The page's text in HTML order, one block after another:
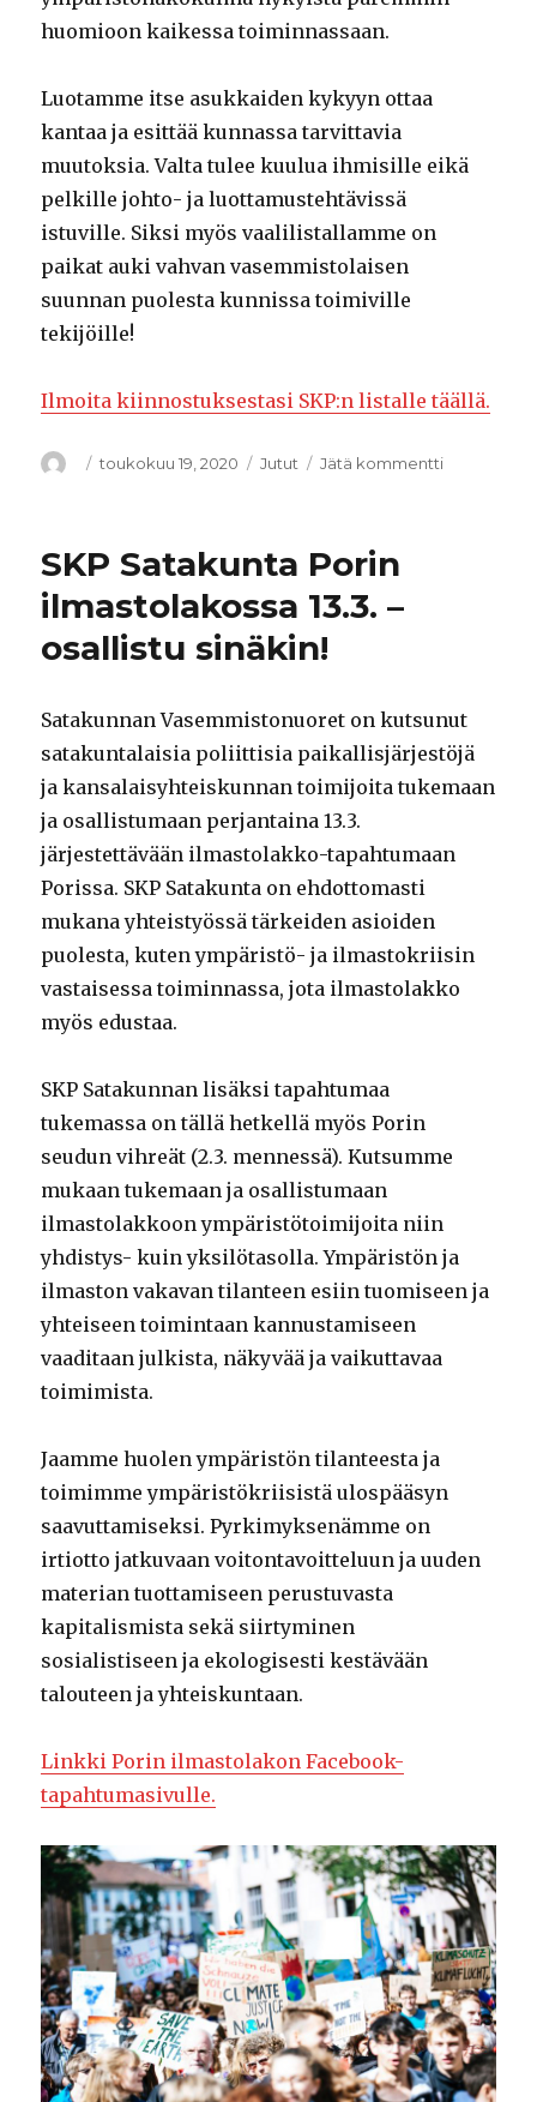
huomioon kaikessa toiminnassaan.
Luotamme itse asukkaiden kykyyn ottaa
kantaa ja esittää kunnassa tarvittavia
muutoksia. Valta tulee kuulua ihmisille eikä
pelkille johto- ja luottamustehtävissä
istuville. Siksi myös vaalilistallamme on
paikat auki vahvan vasemmistolaisen
suunnan puolesta kunnissa toimiville
tekijöille!
Ilmoita kiinnostuksestasi SKP:n listalle täällä.
Kirjoittaja
Julkaistu
toukokuu 19, 2020 Kategoriat
Jutut Jätä kommentti
SKP Satakunta Porin
ilmastolakossa 13.3. –
osallistu sinäkin!
Satakunnan Vasemmistonuoret on kutsunut
satakuntalaisia poliittisia paikallisjärjestöjä
ja kansalaisyhteiskunnan toimijoita tukemaan
ja osallistumaan perjantaina 13.3.
järjestettävään ilmastolakko-tapahtumaan
Porissa. SKP Satakunta on ehdottomasti
mukana yhteistyössä tärkeiden asioiden
puolesta, kuten ympäristö- ja ilmastokriisin
vastaisessa toiminnassa, jota ilmastolakko
myös edustaa.
SKP Satakunnan lisäksi tapahtumaa
tukemassa on tällä hetkellä myös Porin
seudun vihreät (2.3. mennessä). Kutsumme
mukaan tukemaan ja osallistumaan
ilmastolakkoon ympäristötoimijoita niin
yhdistys- kuin yksilötasolla. Ympäristön ja
ilmaston vakavan tilanteen esiin tuomiseen ja
yhteiseen toimintaan kannustamiseen
vaaditaan julkista, näkyvää ja vaikuttavaa
toimimista.
Jaamme huolen ympäristön tilanteesta ja
toimimme ympäristökriisistä ulospääsyn
saavuttamiseksi. Pyrkimyksenämme on
irtiotto jatkuvaan voitontavoitteluun ja uuden
materian tuottamiseen perustuvasta
kapitalismista sekä siirtyminen
sosialistiseen ja ekologisesti kestävään
talouteen ja yhteiskuntaan.
Linkki Porin ilmastolakon Facebook-
tapahtumasivulle.